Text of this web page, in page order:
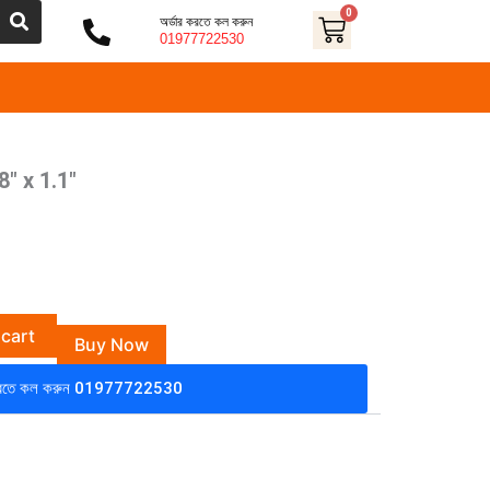
অর্ডার করতে কল করুন
01977722530
0
Cart
x 1.1″
.
Buy Now
কল করুন 01977722530